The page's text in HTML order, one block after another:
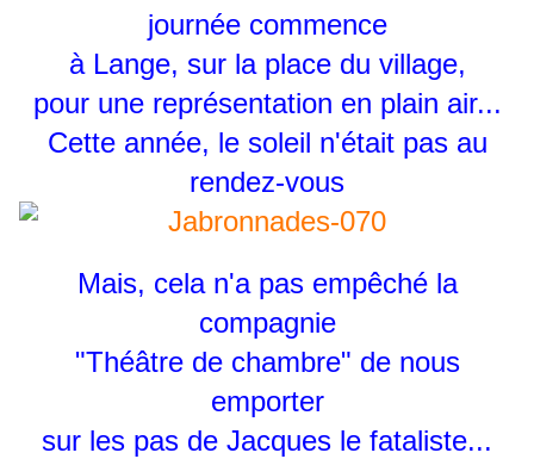
journée commence
à Lange, sur la place du village,
pour une représentation en plain air...
Cette année, le soleil n'était pas au
rendez-vous
Mais, cela n'a pas empêché la
compagnie
"Théâtre de chambre" de nous
emporter
sur les pas de Jacques le fataliste...